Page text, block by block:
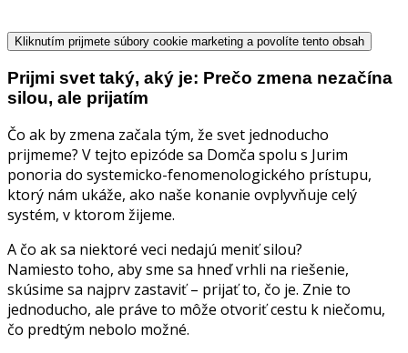
Kliknutím prijmete súbory cookie marketing a povolíte tento obsah
Prijmi svet taký, aký je: Prečo zmena nezačína
silou, ale prijatím
Čo ak by zmena začala tým, že svet jednoducho
prijmeme? V tejto epizóde sa Domča spolu s Jurim
ponoria do systemicko-fenomenologického prístupu,
ktorý nám ukáže, ako naše konanie ovplyvňuje celý
systém, v ktorom žijeme.
A čo ak sa niektoré veci nedajú meniť silou?
Namiesto toho, aby sme sa hneď vrhli na riešenie,
skúsime sa najprv zastaviť – prijať to, čo je. Znie to
jednoducho, ale práve to môže otvoriť cestu k niečomu,
čo predtým nebolo možné.